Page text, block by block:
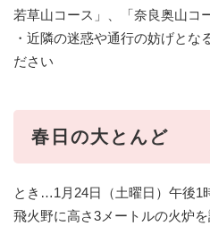
若草山コース」、「奈良奥山コ
・近隣の迷惑や通行の妨げとな
ださい
春日の大とんど
とき…1月24日（土曜日）午後1
飛火野に高さ3メートルの火炉